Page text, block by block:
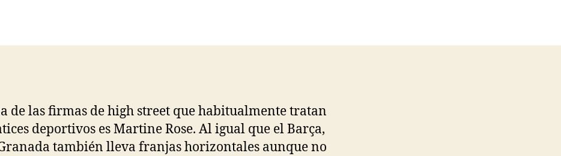
de las firmas de high street que habitualmente tratan
deportivos es Martine Rose. Al igual que el Barça,
también lleva franjas horizontales aunque no